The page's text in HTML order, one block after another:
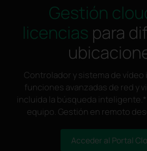
Gestión
licencias para
Controlador y sistema de
funciones avanzadas de red y
incluida la búsqueda
equipo. Gestión en remoto
Acceder al Portal